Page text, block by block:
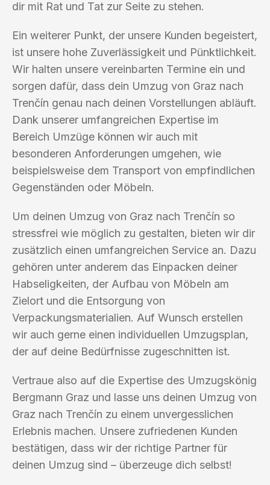
dir mit Rat und Tat zur Seite zu stehen.
Ein weiterer Punkt, der unsere Kunden begeistert,
ist unsere hohe Zuverlässigkeit und Pünktlichkeit.
Wir halten unsere vereinbarten Termine ein und
sorgen dafür, dass dein Umzug von Graz nach
Trenčín genau nach deinen Vorstellungen abläuft.
Dank unserer umfangreichen Expertise im
Bereich Umzüge können wir auch mit
besonderen Anforderungen umgehen, wie
beispielsweise dem Transport von empfindlichen
Gegenständen oder Möbeln.
Um deinen Umzug von Graz nach Trenčín so
stressfrei wie möglich zu gestalten, bieten wir dir
zusätzlich einen umfangreichen Service an. Dazu
gehören unter anderem das Einpacken deiner
Habseligkeiten, der Aufbau von Möbeln am
Zielort und die Entsorgung von
Verpackungsmaterialien. Auf Wunsch erstellen
wir auch gerne einen individuellen Umzugsplan,
der auf deine Bedürfnisse zugeschnitten ist.
Vertraue also auf die Expertise des Umzugskönig
Bergmann Graz und lasse uns deinen Umzug von
Graz nach Trenčín zu einem unvergesslichen
Erlebnis machen. Unsere zufriedenen Kunden
bestätigen, dass wir der richtige Partner für
deinen Umzug sind – überzeuge dich selbst!